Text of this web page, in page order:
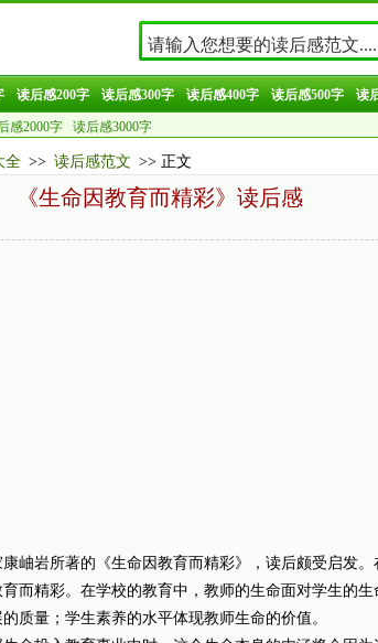
读后感200字 读后感300字 读后感400字 读后感500字 读
感2000字 读后感3000字
全 >> 读后感范文 >> 正文
《生命因教育而精彩》读后感
岫岩所著的《生命因教育而精彩》，读后颇受启发
而精彩。在学校的教育中，教师的生命面对学生的
质量；学生素养的水平体现教师生命的价值。